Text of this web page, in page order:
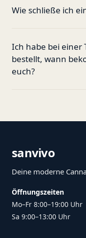
Wie schließe ich
Ich habe bei einer
bestellt, wann
euch?
sanvivo
Deine moderne
Öffnungszeiten
Mo–Fr 8:00–19:00 Uhr
Sa 9:00–13:00 Uhr